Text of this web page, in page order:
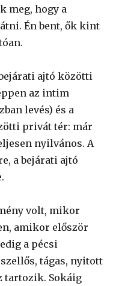
meg, hogy a
Én bent, ők kint
ajtó közötti
az intim
levés) és a
privát tér: már
nyilvános. A
a bejárati ajtó
volt, mikor
amikor először
a pécsi
tágas, nyitott
tartozik. Sokáig